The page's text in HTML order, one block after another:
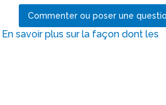
En savoir plus sur la façon dont les